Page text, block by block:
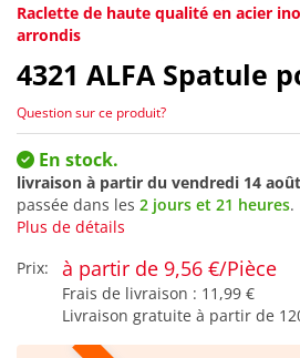
Raclette de haute qualité en acier
arrondis
4321 ALFA Spatule
Question sur ce produit?
En stock.
livraison à partir du vendredi 14 août
passée dans les 2 jours et 21 heures.
Plus de détails
Prix:
à partir de 9,56 €/Pièce
Frais de livraison : 11,99 €
Livraison gratuite à partir de